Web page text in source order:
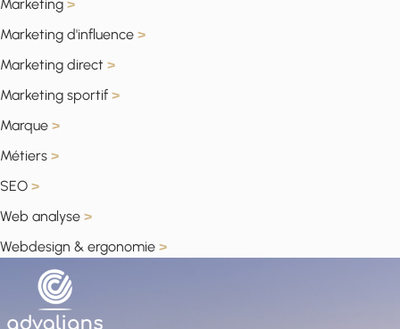
Marketing >
Marketing d'influence >
Marketing direct >
Marketing sportif >
Marque >
Métiers >
SEO >
Web analyse >
Webdesign & ergonomie >